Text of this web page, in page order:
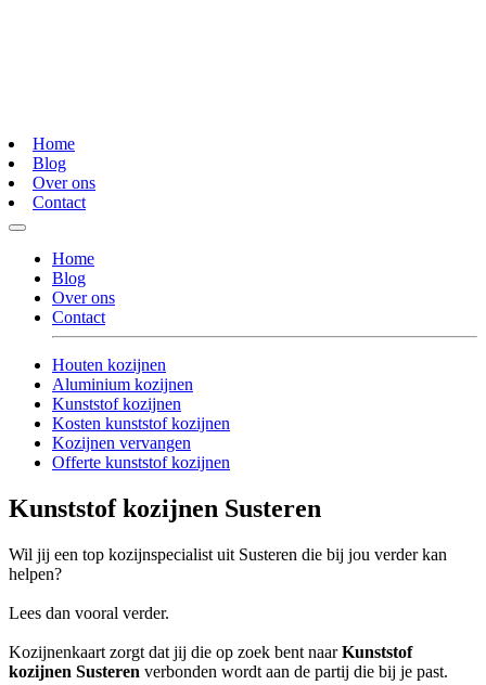
Home
Blog
Over ons
Contact
Home
Blog
Over ons
Contact
Houten kozijnen
Aluminium kozijnen
Kunststof kozijnen
Kosten kunststof kozijnen
Kozijnen vervangen
Offerte kunststof kozijnen
Kunststof kozijnen Susteren
Wil jij een top kozijnspecialist uit Susteren die bij jou verder kan
helpen?
Lees dan vooral verder.
Kozijnenkaart zorgt dat jij die op zoek bent naarKunststof
kozijnen Susteren verbonden wordt aan de partij die bij je past.